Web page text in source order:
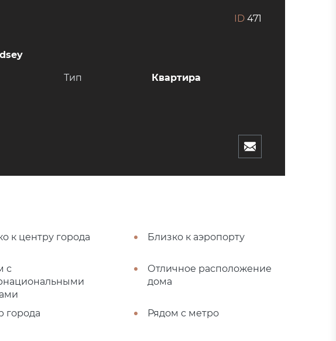
ID 471
Тип Квартира
к центру города Близко к аэропорту
с
Отличное расположение
дома
города Рядом с метро